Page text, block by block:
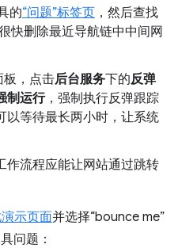
的“问题”标签页 ，然后查找
快删除最近导航链中中间网
板，点击后台服务下的反弹
制运行，强制执行反弹跟踪
以等待最长两小时，让系统
作流程应能让网站通过跳转
示页面并选择“bounce me”
问题：